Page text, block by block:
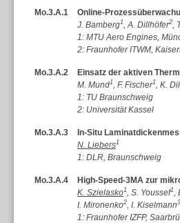
Mo.3.A.1
Online-
J. Bamberg1 , A. Dillhöfer2
1: MTU Aero Engines,
2: Fraunhofer ITWM,
Mo.3.A.2
Einsatz der aktiven
M. Mund1 , F. Fischer1 , K.
1: TU Braunschweig
2: Universität Kassel
Mo.3.A.3
In-Situ
N. Liebers1
1: DLR, Braunschweig
Mo.3.A.4
High-Speed-3MA zur
K. Szielasko1 , S. Youssef1
I. Mironenko2 , I. Kiselmann3
1: Fraunhofer IZFP,